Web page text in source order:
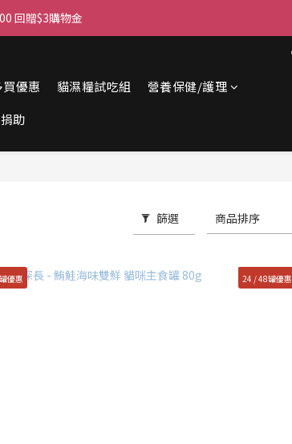
免運 順豐自取
回贈$3購物金
優惠 貓濕糧試吃組
營養保健/護理
助
篩選 商品排序
優惠 24 / 48罐優惠